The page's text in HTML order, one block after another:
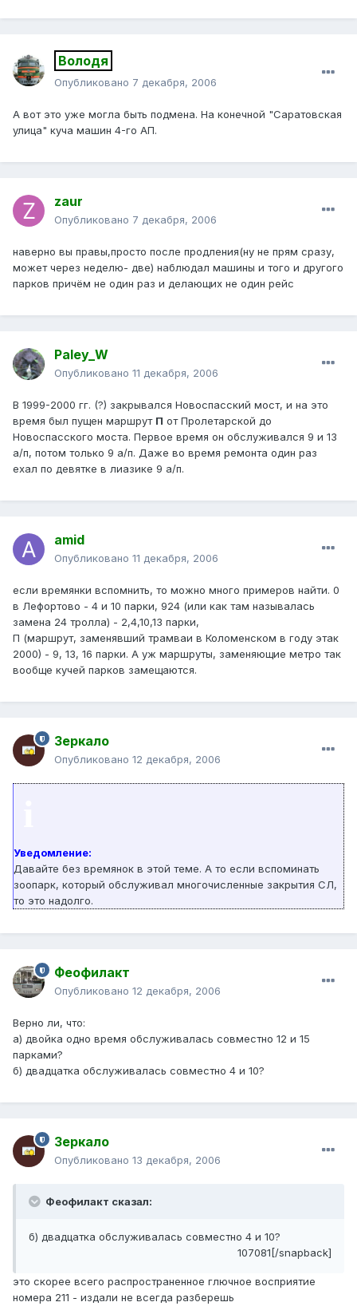
Володя
Опубликовано 7 декабря, 2006
А вот это уже могла быть подмена. На конечной "Саратовская
улица" куча машин 4-го АП.
zaur
Опубликовано 7 декабря, 2006
наверно вы правы,просто после продления(ну не прям сразу,
может через неделю- две) наблюдал машины и того и другого
парков причём не один раз и делающих не один рейс
Paley_W
Опубликовано 11 декабря, 2006
В 1999-2000 гг. (?) закрывался Новоспасский мост, и на это
время был пущен маршрут П от Пролетарской до
Новоспасского моста. Первое время он обслуживался 9 и 13
а/п, потом только 9 а/п. Даже во время ремонта один раз
ехал по девятке в лиазике 9 а/п.
amid
Опубликовано 11 декабря, 2006
если времянки вспомнить, то можно много примеров найти. 0
в Лефортово - 4 и 10 парки, 924 (или как там называлась
замена 24 тролла) - 2,4,10,13 парки,
П (маршрут, заменявший трамваи в Коломенском в году этак
2000) - 9, 13, 16 парки. А уж маршруты, заменяющие метро так
вообще кучей парков замещаются.
Зеркало
Опубликовано 12 декабря, 2006
Уведомление:
Давайте без времянок в этой теме. А то если вспоминать
зоопарк, который обслуживал многочисленные закрытия СЛ,
то это надолго.
Феофилакт
Опубликовано 12 декабря, 2006
Верно ли, что:
а) двойка одно время обслуживалась совместно 12 и 15
парками?
б) двадцатка обслуживалась совместно 4 и 10?
Зеркало
Опубликовано 13 декабря, 2006
Феофилакт сказал:
б) двадцатка обслуживалась совместно 4 и 10?
107081[/snapback]
это скорее всего распространенное глючное восприятие
номера 211 - издали не всегда разберешь